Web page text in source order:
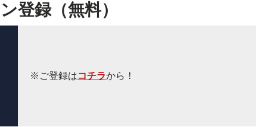
登録（無料）
※ご登録はコチラから！